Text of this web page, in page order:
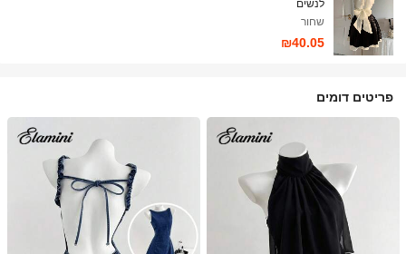
לנשים
שחור
₪40.05
פריטים דומים